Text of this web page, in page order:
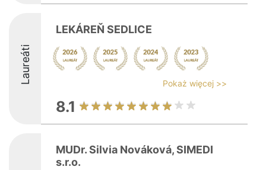
Laureáti
LEKÁREŇ SEDLICE
Pokaż więcej >>
8.1
MUDr. Silvia Nováková, SIMEDI
s.r.o.